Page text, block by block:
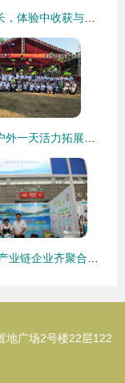
地广场2号楼22层122